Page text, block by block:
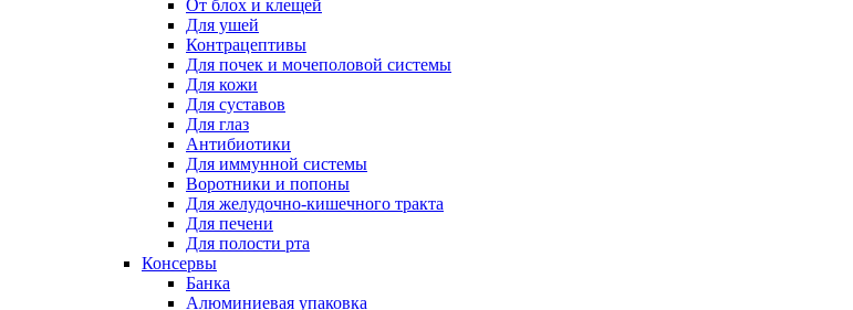
От блох и клещей
Для ушей
Контрацептивы
Для почек и мочеполовой системы
Для кожи
Для суставов
Для глаз
Антибиотики
Для иммунной системы
Воротники и попоны
Для желудочно-кишечного тракта
Для печени
Для полости рта
Консервы
Банка
Алюминиевая упаковка